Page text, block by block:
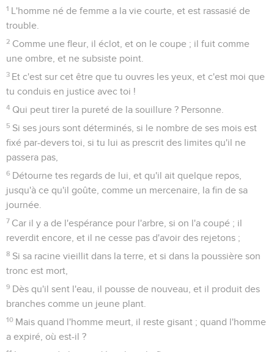
1 L'homme né de femme a la vie courte, et est rassasié de
trouble.
2 Comme une fleur, il éclot, et on le coupe ; il fuit comme
une ombre, et ne subsiste point.
3 Et c'est sur cet être que tu ouvres les yeux, et c'est moi que
tu conduis en justice avec toi !
4 Qui peut tirer la pureté de la souillure ? Personne.
5 Si ses jours sont déterminés, si le nombre de ses mois est
fixé par-devers toi, si tu lui as prescrit des limites qu'il ne
passera pas,
6 Détourne tes regards de lui, et qu'il ait quelque repos,
jusqu'à ce qu'il goûte, comme un mercenaire, la fin de sa
journée.
7 Car il y a de l'espérance pour l'arbre, si on l'a coupé ; il
reverdit encore, et il ne cesse pas d'avoir des rejetons ;
8 Si sa racine vieillit dans la terre, et si dans la poussière son
tronc est mort,
9 Dès qu'il sent l'eau, il pousse de nouveau, et il produit des
branches comme un jeune plant.
10 Mais quand l'homme meurt, il reste gisant ; quand l'homme
a expiré, où est-il ?